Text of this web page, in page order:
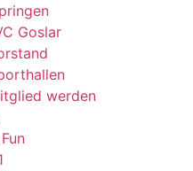
Goslar
werden